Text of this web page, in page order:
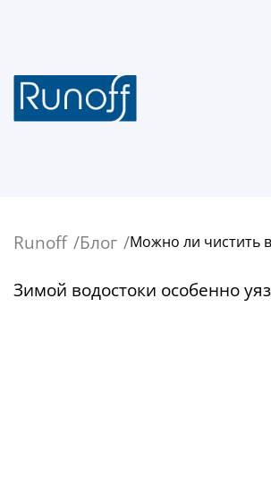
Runoff Блог Можно ли чистить
Зимой водостоки особенно